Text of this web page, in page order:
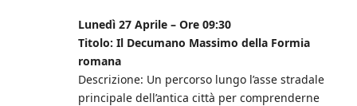
Lunedì 27 Aprile – Ore 09:30
Titolo: Il Decumano Massimo della Formia
romana
Descrizione: Un percorso lungo l’asse stradale
principale dell’antica città per comprenderne